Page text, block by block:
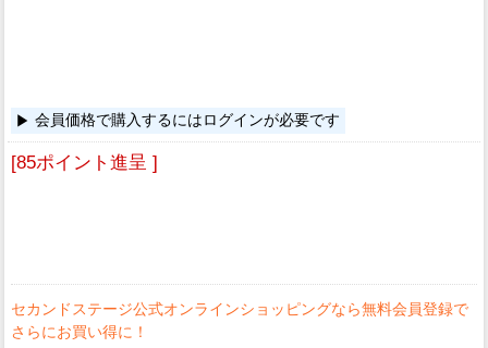
会員価格で購入するにはログインが必要です
[85ポイント進呈 ]